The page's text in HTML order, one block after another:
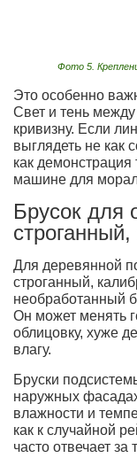
Фото 5.
Это особенно
Свет и тень
кривизну. Если
выглядеть не как
как демонстрация
машине для
Брусок для
Для деревянной
строганный,
необработанный
Он может менять
облицовку, хуже
влагу.
Бруски
наружных
влажности и
как к случайной
часто отвечает